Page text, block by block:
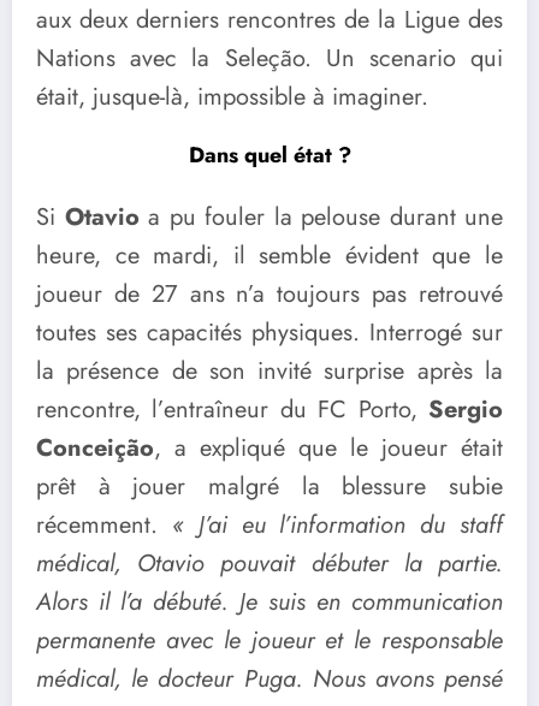
aux deux derniers rencontres de la Ligue des
Nations avec la Seleção. Un scenario qui
était, jusque-là, impossible à imaginer.
Dans quel état ?
Si Otavio a pu fouler la pelouse durant une
heure, ce mardi, il semble évident que le
joueur de 27 ans n’a toujours pas retrouvé
toutes ses capacités physiques. Interrogé sur
la présence de son invité surprise après la
rencontre, l’entraîneur du FC Porto, Sergio
Conceição, a expliqué que le joueur était
prêt à jouer malgré la blessure subie
récemment. « J’ai eu l’information du staff
médical, Otavio pouvait débuter la partie.
Alors il l’a débuté. Je suis en communication
permanente avec le joueur et le responsable
médical, le docteur Puga. Nous avons pensé